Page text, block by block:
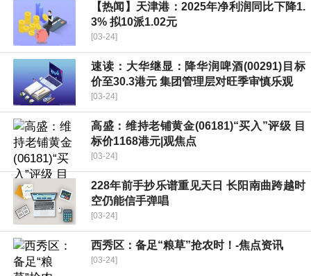
【热闻】天津港：2025年净利润同比下降1.
3% 拟10派1.02元
[03-24]
速读：大华继显：降华润啤酒(00291)目标
价至30.3港元 集团管理层对旺季审慎乐观
[03-24]
高盛：维持老铺黄金(06181)“买入”评级 目
标价1168港元|观焦点
[03-24]
228年前手抄乐谱重见天日 长阳南曲跨越时
空仍能信手弹唱
[03-24]
西秀区：备足“粮草”抢农时！-焦点资讯
[03-24]